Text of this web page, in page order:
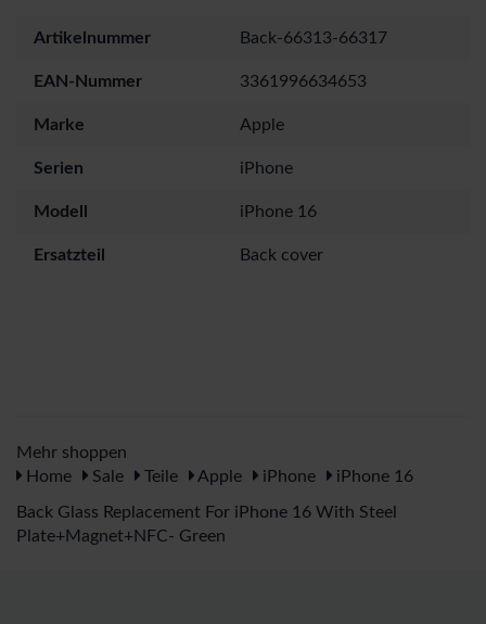
Artikelnummer Back-66313-66317
EAN-Nummer 3361996634653
Marke Apple
Serien iPhone
Modell iPhone 16
Ersatzteil Back cover
Mehr shoppen
Home
Sale Teile Apple iPhone iPhone 16
Back Glass Replacement For iPhone 16 With Steel
Plate+Magnet+NFC- Green